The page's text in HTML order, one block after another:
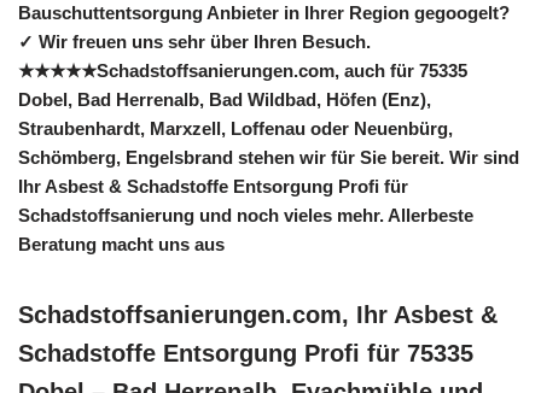
Bauschuttentsorgung Anbieter in Ihrer Region gegoogelt?
✓ Wir freuen uns sehr über Ihren Besuch.
★★★★★Schadstoffsanierungen.com, auch für 75335
Dobel, Bad Herrenalb, Bad Wildbad, Höfen (Enz),
Straubenhardt, Marxzell, Loffenau oder Neuenbürg,
Schömberg, Engelsbrand stehen wir für Sie bereit. Wir sind
Ihr Asbest & Schadstoffe Entsorgung Profi für
Schadstoffsanierung und noch vieles mehr. Allerbeste
Beratung macht uns aus
Schadstoffsanierungen.com, Ihr Asbest &
Schadstoffe Entsorgung Profi für 75335